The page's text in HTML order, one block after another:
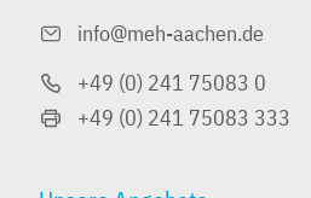
info@meh-aachen.de
+49 (0) 241­ 75083 0
+49 (0) 241 75083 333